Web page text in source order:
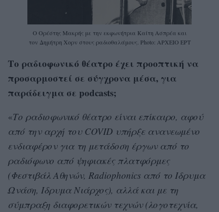
Ο Ορέστης Μακρής με την εκφωνήτρια Καίτη Ασπρέα και
τον Δημήτρη Χορν στους ραδιοθαλάμους. Photo: ΑΡΧΕΙΟ ΕΡΤ
Το ραδιοφωνικό θέατρο έχει προοπτική να
προσαρμοστεί σε σύγχρονα μέσα, για
παράδειγμα σε podcasts;
«Το ραδιοφωνικό θέατρο είναι επίκαιρο, αφού
από την αρχή του COVID υπήρξε ανανεωμένο
ενδιαφέρον για τη μετάδοση έργων από το
ραδιόφωνο από ψηφιακές πλατφόρμες
(Φεστιβάλ Αθηνών, Radiophonics από το Ιδρυμα
Ωνάση, Ιδρυμα Νιάρχος), αλλά και με τη
σύμπραξη διαφορετικών τεχνών (λογοτεχνία,